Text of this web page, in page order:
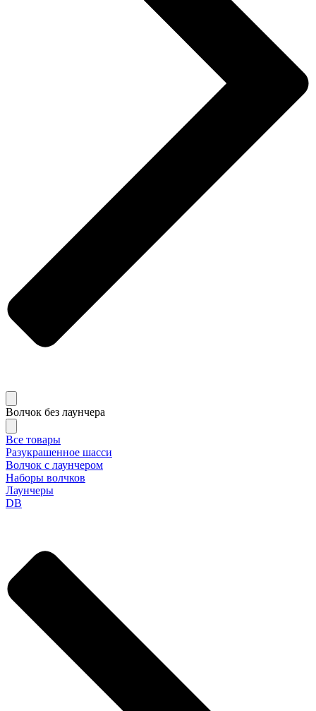
Волчок без лаунчера
Все товары
Разукрашенное шасси
Волчок с лаунчером
Наборы волчков
Лаунчеры
DB